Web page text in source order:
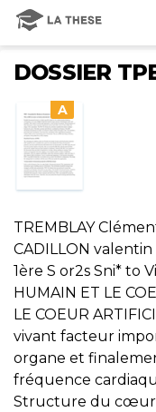
DOSSIER
A
TREMBLAY
CADILLON
1ère S or2s Sni* to
HUMAIN ET LE
LE COEUR
vivant facteur
organe et
fréquence
Structure du cœur